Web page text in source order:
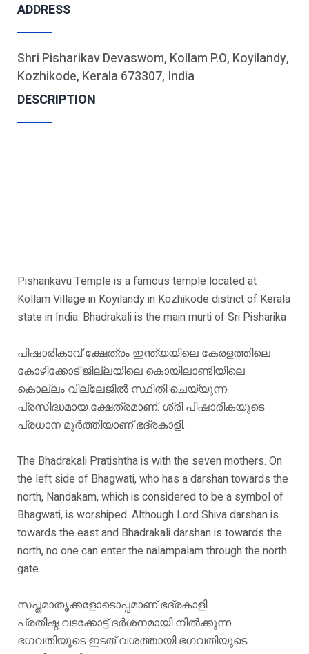
ADDRESS
Shri Pisharikav Devaswom, Kollam P.O, Koyilandy,
Kozhikode, Kerala 673307, India
DESCRIPTION
Pisharikavu Temple is a famous temple located at
Kollam Village in Koyilandy in Kozhikode district of Kerala
state in India. Bhadrakali is the main murti of Sri Pisharika
പിഷാരികാവ് ക്ഷേത്രം ഇന്ത്യയിലെ കേരളത്തിലെ
കോഴിക്കോട് ജില്ലയിലെ കൊയിലാണ്ടിയിലെ
കൊല്ലം വില്ലേജിൽ സ്ഥിതി ചെയ്യുന്ന
പ്രസിദ്ധമായ ക്ഷേത്രമാണ്. ശ്രീ പിഷാരികയുടെ
പ്രധാന മൂർത്തിയാണ് ഭദ്രകാളി.
The Bhadrakali Pratishtha is with the seven mothers. On
the left side of Bhagwati, who has a darshan towards the
north, Nandakam, which is considered to be a symbol of
Bhagwati, is worshiped. Although Lord Shiva darshan is
towards the east and Bhadrakali darshan is towards the
north, no one can enter the nalampalam through the north
gate.
സപ്തമാതൃക്കളോടൊപ്പമാണ് ഭദ്രകാളി
പ്രതിഷ്ഠ.വടക്കോട്ട് ദർശനമായി നിൽക്കുന്ന
ഭഗവതിയുടെ ഇടത് വശത്തായി ഭഗവതിയുടെ